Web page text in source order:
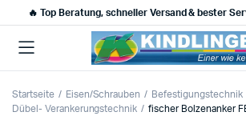
🔥 Top Beratung, schneller Versand & bester
Startseite Eisen/Schrauben
Befestigungstechnik
Dübel- Verankerungstechnik
fischer Bolzenanker